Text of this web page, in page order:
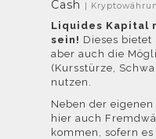
Cash |
Liquides Kapital
sein! Dieses
aber auch die
(Kursstürze,
nutzen.
Neben der
hier auch
kommen, sofern